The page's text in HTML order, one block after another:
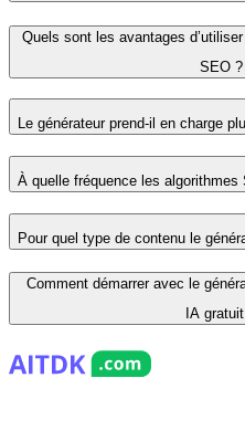
Quels sont les avantages
SEO ?
Le générateur prend-il en charge
À quelle fréquence les
Pour quel type de contenu le
Comment démarrer avec le
IA